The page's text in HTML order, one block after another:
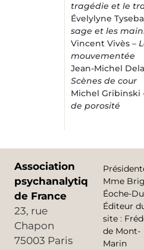
tragédie et le
Évelylyne
sage et les
Vincent Vivès –
mouvementée
Jean-Michel
Scènes de cour
Michel Gribinski
de porosité
Association
psychanalytique
de France
23, rue
Chapon
75003 Paris
Mme
Éoche-
Éditeur
site :
de Mont-
Marin